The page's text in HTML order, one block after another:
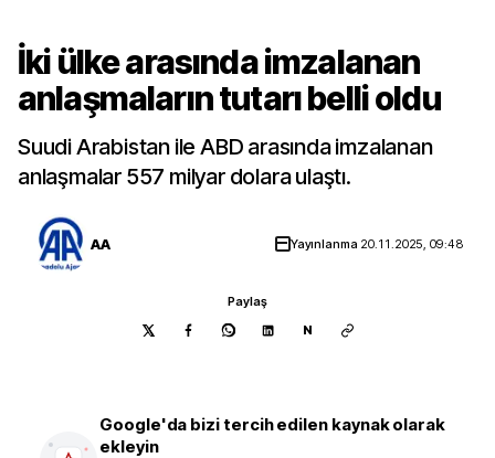
İki ülke arasında imzalanan
anlaşmaların tutarı belli oldu
Suudi Arabistan ile ABD arasında imzalanan
anlaşmalar 557 milyar dolara ulaştı.
AA Yayınlanma 20.11.2025, 09:48
Paylaş
N
Google'da bizi tercih edilen kaynak olarak
ekleyin